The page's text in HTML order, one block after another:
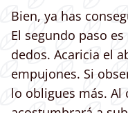
Bien, ya has
El segundo paso
dedos. Acaricia el
empujones. Si
lo obligues más. Al